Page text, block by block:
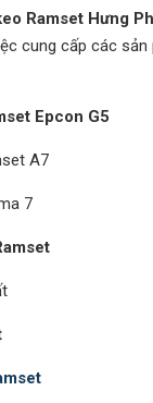
Ramset Hưng
cung cấp các sản
Epcon G5
A7
7